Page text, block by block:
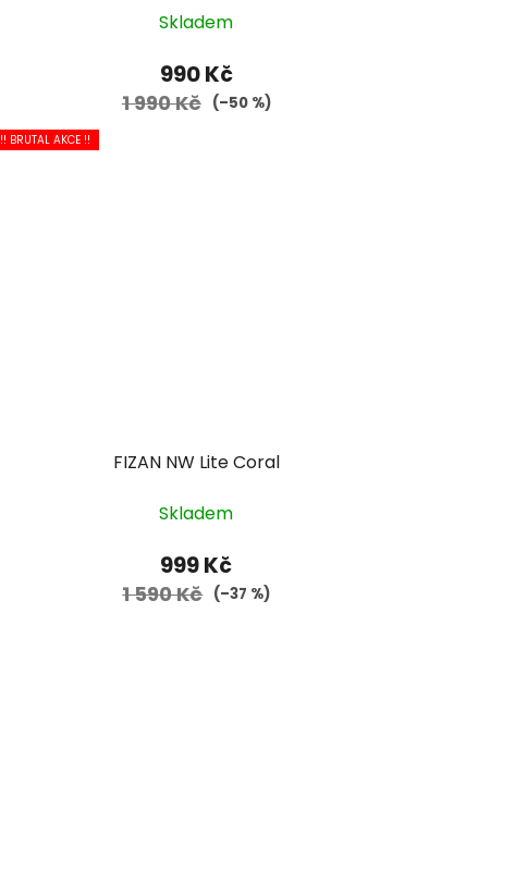
Skladem
990 Kč
1 990 Kč (–50 %)
!! BRUTAL AKCE !!
FIZAN NW Lite Coral
Skladem
999 Kč
1 590 Kč (–37 %)